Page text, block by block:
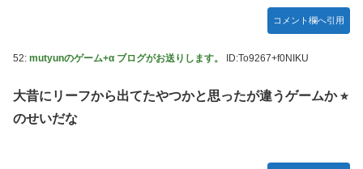
コメント欄へ引用
52: mutyunのゲーム+α ブログがお送りします。 ID:To9267+f0NIKU
大昔にリーフから出てたやつかと思ったが違うゲームか ⭐︎
のせいだな